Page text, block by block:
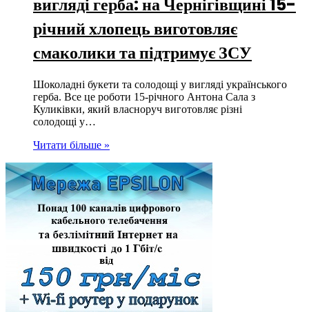
річний хлопець виготовляє
смаколики та підтримує ЗСУ
Шоколадні букети та солодощі у вигляді українського
герба. Все це роботи 15-річного Антона Сала з
Куликівки, який власноруч виготовляє різні
солодощі у…
Читати більше »